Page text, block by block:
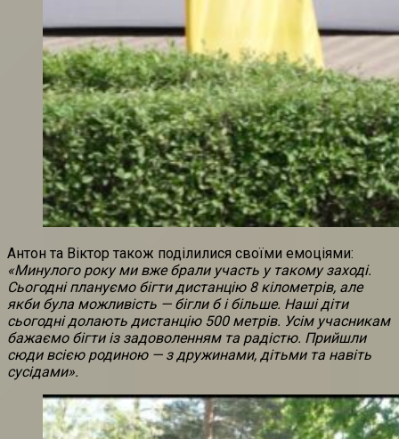
Антон та Віктор також поділилися своїми емоціями:
«Минулого року ми вже брали участь у такому заході.
Сьогодні плануємо бігти дистанцію 8 кілометрів, але
якби була можливість — бігли б і більше. Наші діти
сьогодні долають дистанцію 500 метрів. Усім учасникам
бажаємо бігти із задоволенням та радістю. Прийшли
сюди всією родиною — з дружинами, дітьми та навіть
сусідами».